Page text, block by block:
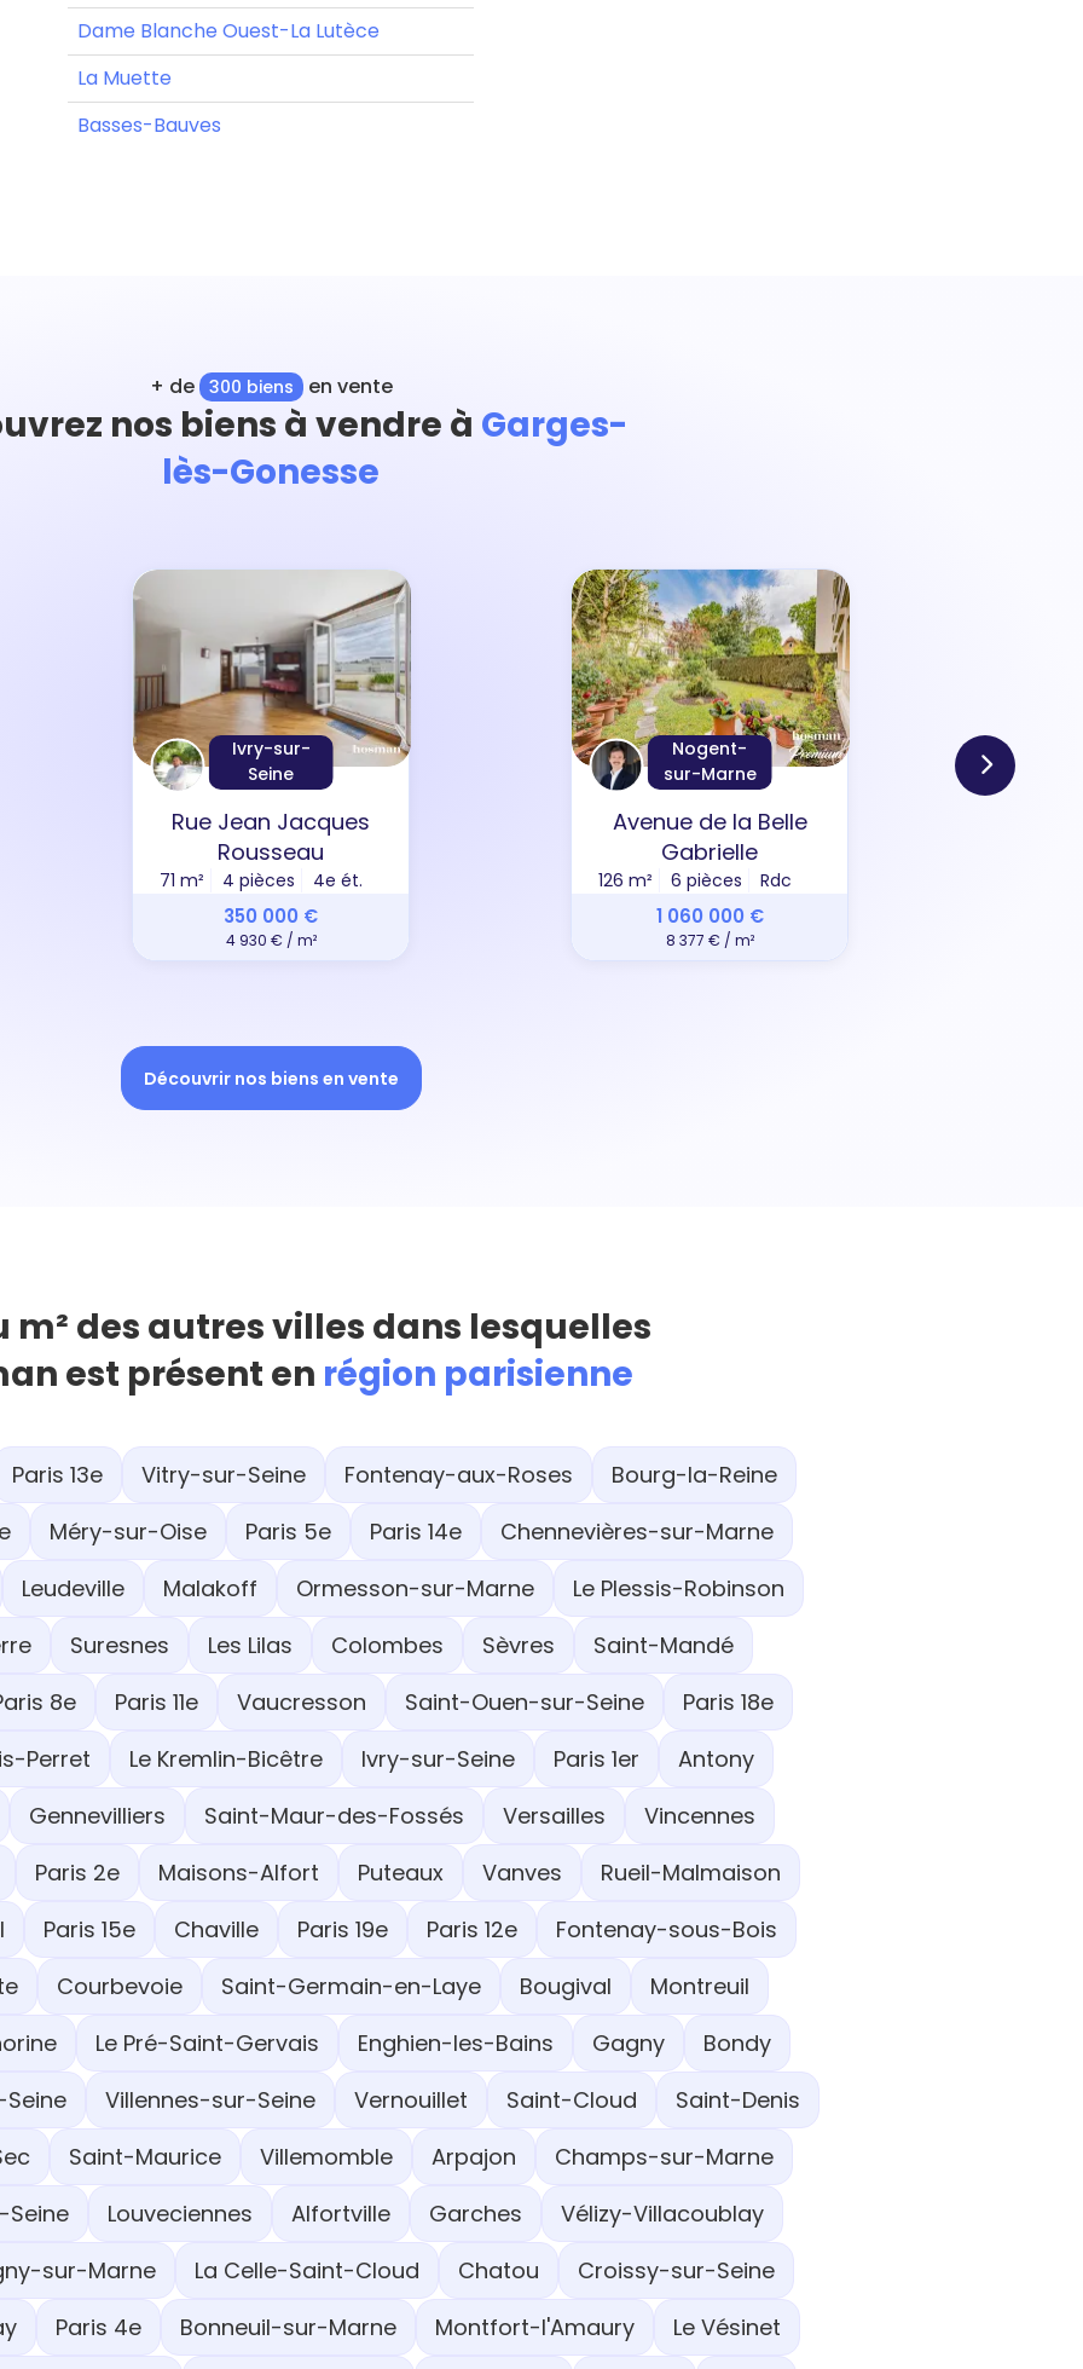
Dame Blanche Ouest-La Lutèce
La Muette
Basses-Bauves
+ de 300 biens en vente
nos biens à vendre à Garges-
lès-Gonesse
Ivry-sur-
Seine
Rue Jean Jacques
Rousseau
71 m² 4 pièces 4e ét.
350 000 €
4 930 € / m²
Nogent-
sur-Marne
Avenue de la Belle
Gabrielle
126 m² 6 pièces Rdc
1 060 000 €
8 377 € / m²
Découvrir nos biens en vente
m² des autres villes dans lesquelles
est présent en région parisienne
Paris 13e Vitry-sur-Seine Fontenay-aux-Roses
Bourg-la-Reine
Méry-sur-Oise Paris 5e Paris 14e
Chennevières-sur-Marne
Leudeville
Malakoff Ormesson-sur-Marne
Le Plessis-Robinson
Suresnes Les Lilas Colombes Sèvres
Saint-Mandé
8e
Paris 11e Vaucresson Saint-Ouen-sur-Seine
Paris 18e
Perret
Le Kremlin-Bicêtre Ivry-sur-Seine Paris 1er
Antony
Gennevilliers
Saint-Maur-des-Fossés Versailles
Vincennes
Paris 2e
Maisons-Alfort Puteaux Vanves
Rueil-Malmaison
Paris 15e Chaville Paris 19e Paris 12e
Fontenay-sous-Bois
Courbevoie Saint-Germain-en-Laye Bougival
Montreuil
Le Pré-Saint-Gervais Enghien-les-Bains Gagny
Bondy
Villennes-sur-Seine Vernouillet Saint-Cloud
Saint-Denis
Saint-Maurice Villemomble Arpajon
Champs-sur-Marne
Seine
Louveciennes Alfortville Garches
Vélizy-Villacoublay
sur-Marne
La Celle-Saint-Cloud Chatou
Croissy-sur-Seine
Paris 4e Bonneuil-sur-Marne Montfort-l'Amaury Le Vésinet